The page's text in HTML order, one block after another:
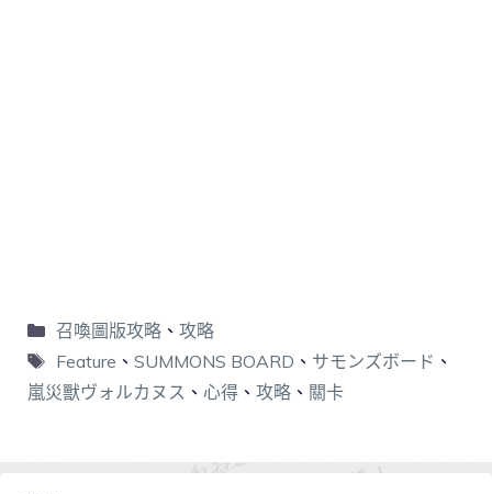
召喚圖版攻略、 攻略
Feature 、 SUMMONS BOARD 、 サモンズボード 、
嵐災獸ヴォルカヌス 、 心得 、 攻略 、 關卡